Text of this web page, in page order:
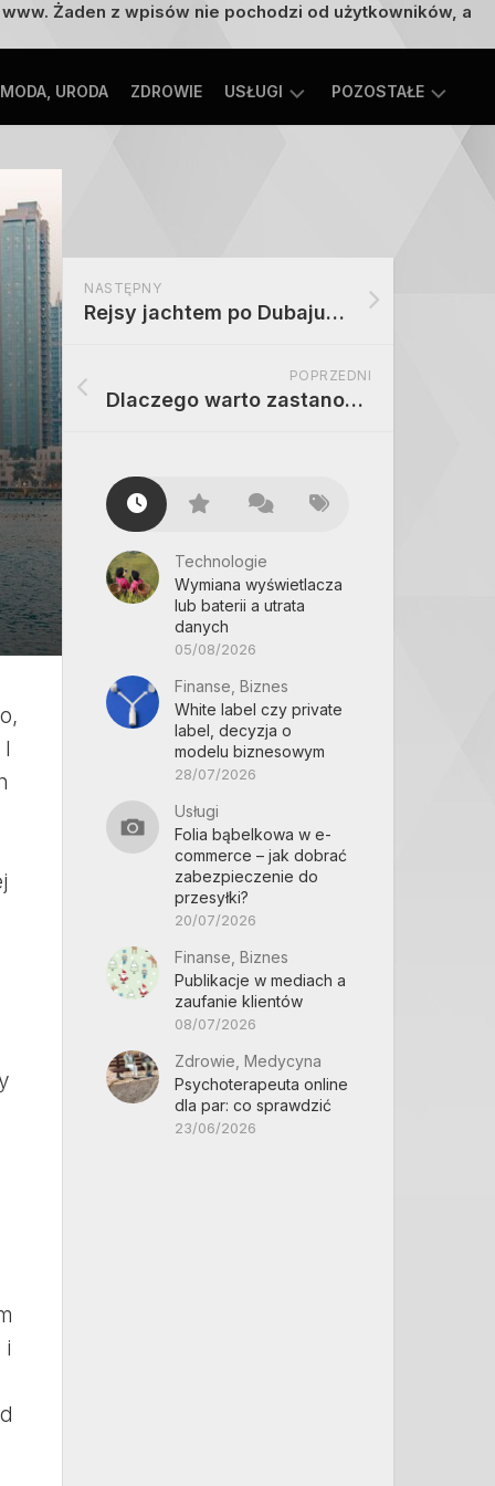
Żaden z wpisów nie pochodzi od użytkowników, a
MODA, URODA ZDROWIE USŁUGI POZOSTAŁE
TRANSPORT
i
NASTĘPNY
Rejsy jachtem po Dubaju – dlaczego są niezwykłym przeżyciem dla uczestników
POPRZEDNI
Dlaczego warto zastanowić się nad wynajęciem jakiegoś jachtu w Dubaju
Technologie
Wymiana wyświetlacza
lub baterii a utrata
danych
05/08/2026
Finanse, Biznes
White label czy private
label, decyzja o
modelu biznesowym
28/07/2026
Usługi
Folia bąbelkowa w e-
commerce – jak dobrać
zabezpieczenie do
przesyłki?
20/07/2026
Finanse, Biznes
Publikacje w mediach a
zaufanie klientów
08/07/2026
Zdrowie, Medycyna
Psychoterapeuta online
dla par: co sprawdzić
23/06/2026